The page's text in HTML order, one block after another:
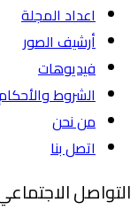
اعداد المجلة
أرشيف الصور
فيديوهات
الشروط
من نحن
اتصل بنا
التواصل